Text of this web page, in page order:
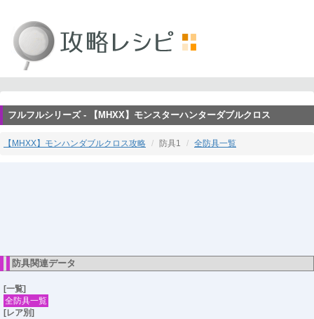
フルフルシリーズ - 【MHXX】モンスターハンターダブルクロス
【MHXX】モンハンダブルクロス攻略 防具1 全防具一覧
防具関連データ
[一覧]
全防具一覧
[レア別]